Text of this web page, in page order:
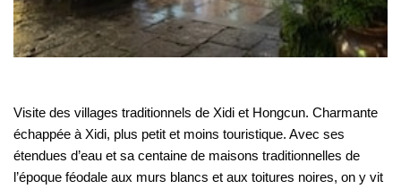
Visite des villages traditionnels de Xidi et Hongcun. Charmante
échappée à Xidi, plus petit et moins touristique. Avec ses
étendues d’eau et sa centaine de maisons traditionnelles de
l’époque féodale aux murs blancs et aux toitures noires, on y vit